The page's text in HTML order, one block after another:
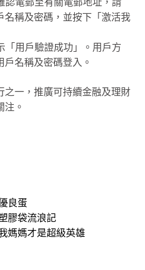
名稱及密碼，並按下「激活我
「用戶驗證成功」。用戶方
名稱及密碼登入。
之一，推廣可持續金融及理財
。
良蛋
膠袋流浪記
媽媽才是超級英雄